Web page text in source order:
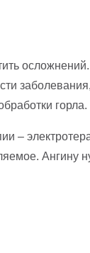
горла.
–
Ангину